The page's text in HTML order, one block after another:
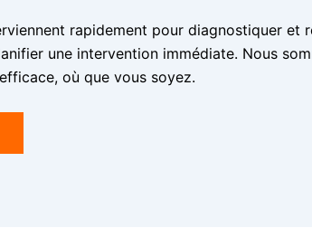
rapidement pour diagnostiquer et
une intervention immédiate. Nous
où que vous soyez.